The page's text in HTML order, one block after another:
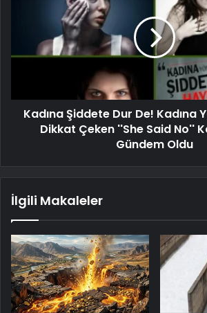
Kadına Şiddete Dur De! Kadına
Dikkat Çeken ''She Said No''
Gündem Oldu
İlgili Makaleler